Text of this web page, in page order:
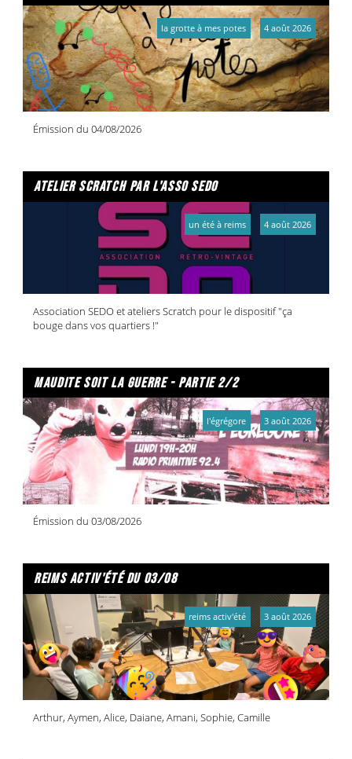
Émission du 04/08/2026
la grotte à mes potes 4 août 2026
atelier scratch par l'asso sedo
Association SEDO et ateliers Scratch pour le dispositif "ça
bouge dans vos quartiers !"
un été à reims 4 août 2026
maudite soit la guerre - partie 2/2
Émission du 03/08/2026
l'égrégore 3 août 2026
reims activ'été du 03/08
Arthur, Aymen, Alice, Daiane, Amani, Sophie, Camille
reims activ'été 3 août 2026